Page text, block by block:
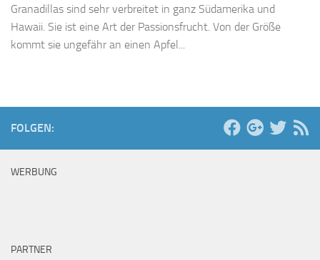
Granadillas sind sehr verbreitet in ganz Südamerika und
Hawaii. Sie ist eine Art der Passionsfrucht. Von der Größe
kommt sie ungefähr an einen Apfel...
FOLGEN:
WERBUNG
PARTNER